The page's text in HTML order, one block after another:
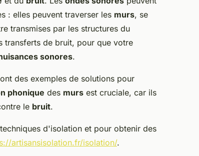
: elles peuvent traverser les murs, se
transmises par les structures du
transferts de bruit, pour que votre
sonores.
des exemples de solutions pour
phonique des murs est cruciale, car ils
le bruit.
d'isolation et pour obtenir des
artisansisolation.fr/isolation/.